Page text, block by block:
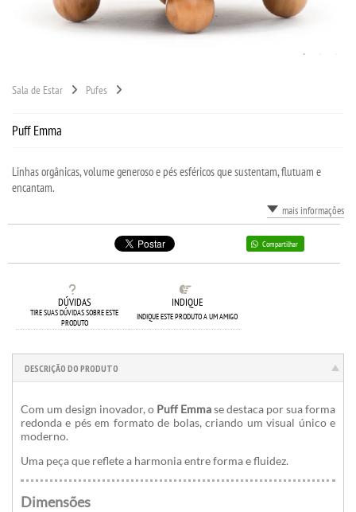
Sala de Estar Pufes
Puff Emma
Linhas orgânicas, volume generoso e pés esféricos que sustentam, flutuam e
encantam.
mais informações
Compartilhar
DÚVIDAS
TIRE SUAS DÚVIDAS SOBRE ESTE
PRODUTO
INDIQUE
INDIQUE ESTE PRODUTO A UM AMIGO
DESCRIÇÃO DO PRODUTO
Com um design inovador, o Puff Emmase destaca por sua forma
redonda e pés em formato de bolas, criando um visual único e
moderno.
Uma peça que reflete a harmonia entre forma e fluidez.
Dimensões